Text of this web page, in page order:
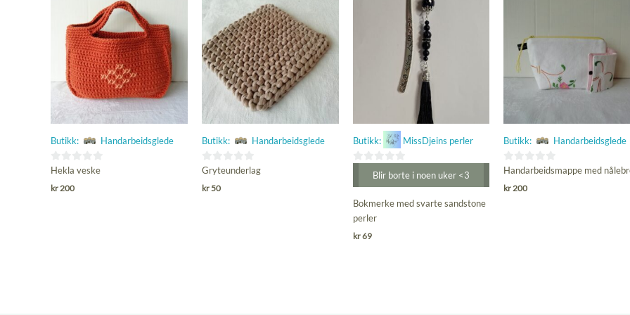
Butikk: Handarbeidsglede
0
ut
Hekla veske
kr 200
Butikk: Handarbeidsglede
0
ut
Gryteunderlag
kr50
Butikk: MissDjeins perler
av
Blir borte i noen uker <3
Bokmerke med svarte sandstone
perler
kr69
Butikk: Handarbeidsglede
0
ut
Handarbeidsmappe med
kr 200